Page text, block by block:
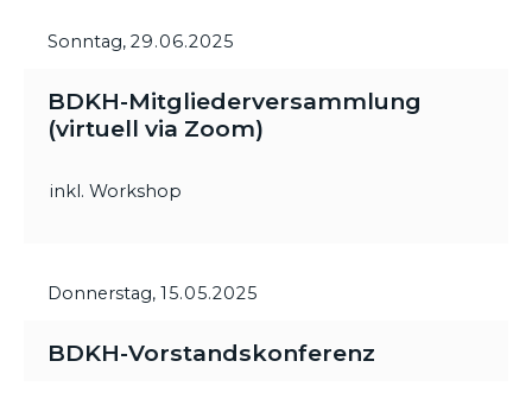
Sonntag, 29.06.2025
BDKH-Mitgliederversammlung
(virtuell via Zoom)
inkl. Workshop
Donnerstag, 15.05.2025
BDKH-Vorstandskonferenz